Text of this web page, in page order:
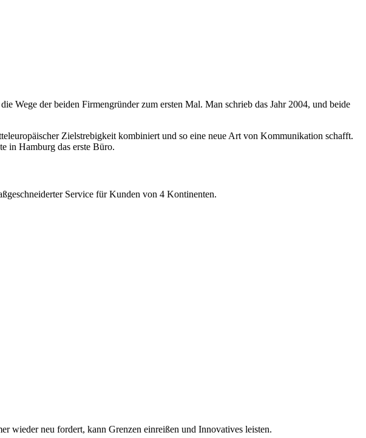
Wege der beiden Firmengründer zum ersten Mal. Man schrieb das Jahr 2004, und beide
Zielstrebigkeit kombiniert und so eine neue Art von Kommunikation schafft.
in Hamburg das erste Büro.
Service für Kunden von 4 Kontinenten.
wieder neu fordert, kann Grenzen einreißen und Innovatives leisten.